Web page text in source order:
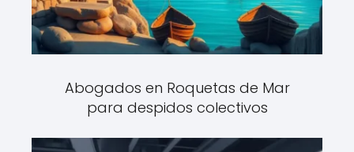
Abogados en Roquetas de Mar
para despidos colectivos